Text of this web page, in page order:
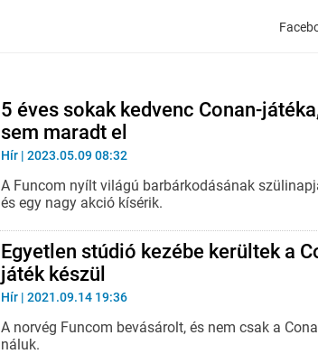
5 éves sokak kedvenc Conan-
sem maradt el
Hír | 2023.05.09 08:32
A Funcom nyílt világú barbárkodásának
és egy nagy akció kísérik.
Egyetlen stúdió kezébe kerültek a
játék készül
Hír | 2021.09.14 19:36
A norvég Funcom bevásárolt, és nem csak a
náluk.